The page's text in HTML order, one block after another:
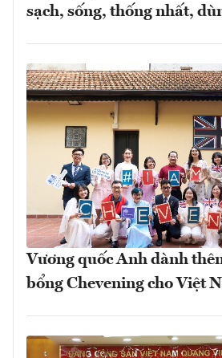
sạch, sống, thống nhất,
Vương quốc Anh dành
bổng Chevening cho Việt